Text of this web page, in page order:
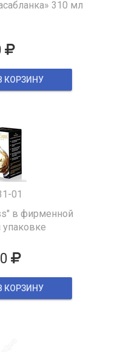
310 мл
КОРЗИНУ
01
в фирменной
упаковке
КОРЗИНУ